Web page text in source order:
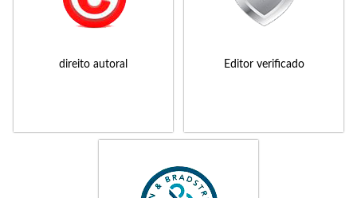
direito autoral Editor verificado